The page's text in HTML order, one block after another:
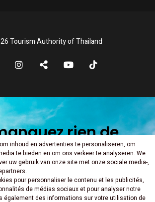
Tourism Authority of Thailand
rien de
nouveau
inhoud en advertenties te personaliseren, om
te bieden en om ons verkeer te analyseren. We
uw gebruik van onze site met onze sociale media-,
pour personnaliser le contenu et les publicités,
de médias sociaux et pour analyser notre
également des informations sur votre utilisation de